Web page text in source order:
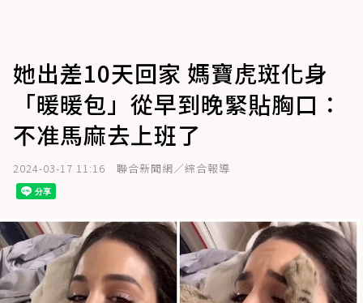
她出差10天回家 媽寶虎斑化身
「暖暖包」從早到晚緊貼胸口：
不准馬麻去上班了
2024-03-17 11:16 聯合新聞網／綜合報導